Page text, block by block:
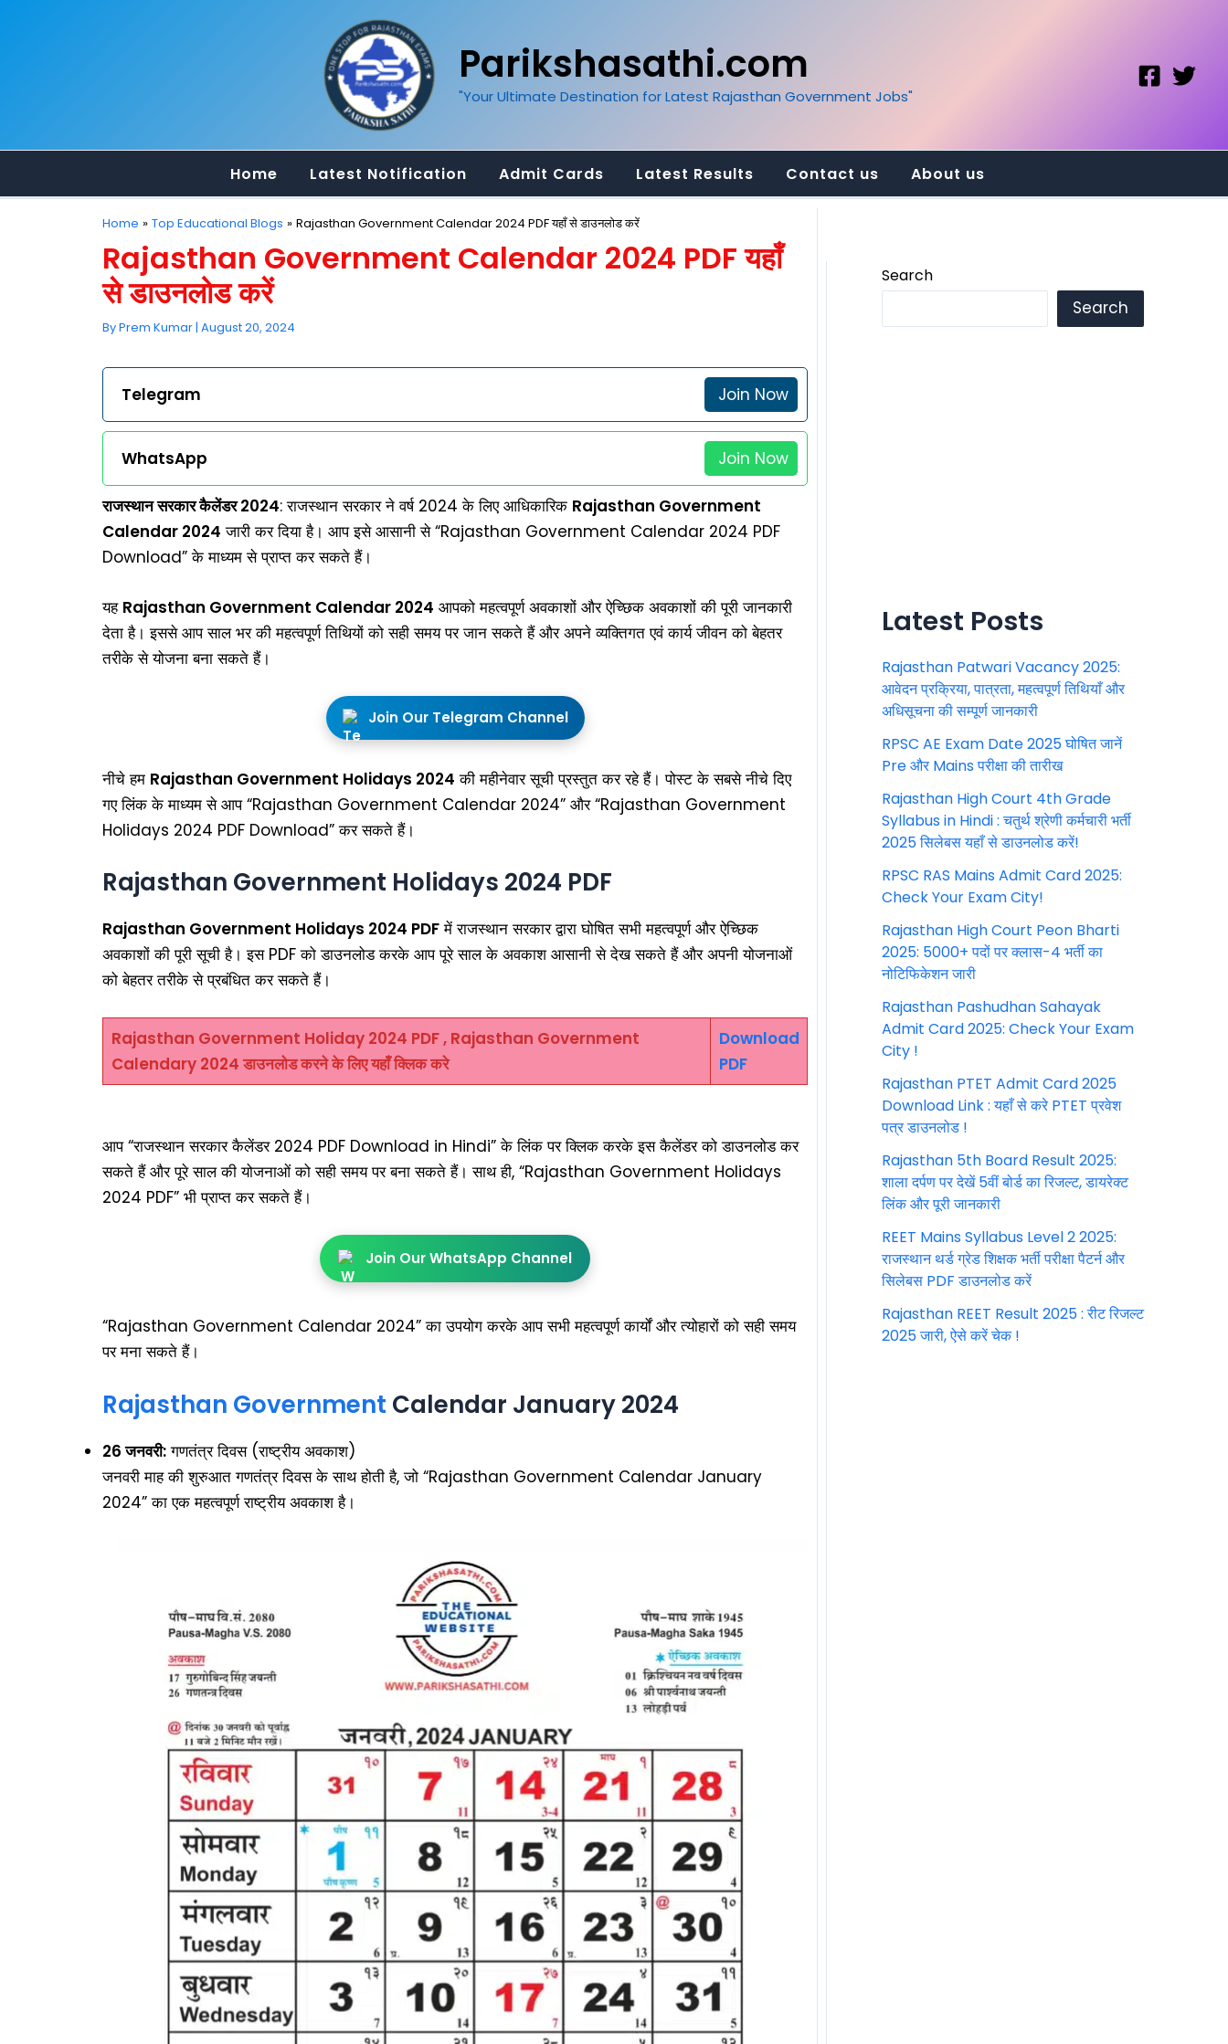
Parikshasathi.com
"Your Ultimate Destination for Latest Rajasthan Government Jobs"
Home Latest Notification Admit Cards Latest Results Contact us About us
Home Top Educational Blogs Rajasthan Government Calendar 2024 PDF यहाँ से डाउनलोड करें
Rajasthan Government Calendar 2024 PDF यहाँ
से डाउनलोड करें
ByPrem Kumar| August 20, 2024
Telegram Join Now
WhatsApp Join Now
राजस्थान सरकार कैलेंडर 2024: राजस्थान सरकार ने वर्ष 2024 के लिए आधिकारिक Rajasthan Government
Calendar 2024 जारी कर दिया है। आप इसे आसानी से “Rajasthan Government Calendar 2024 PDF
Download” के माध्यम से प्राप्त कर सकते हैं।
यह Rajasthan Government Calendar 2024 आपको महत्वपूर्ण अवकाशों और ऐच्छिक अवकाशों की पूरी जानकारी
देता है। इससे आप साल भर की महत्वपूर्ण तिथियों को सही समय पर जान सकते हैं और अपने व्यक्तिगत एवं कार्य जीवन को बेहतर
तरीके से योजना बना सकते हैं।
Join Our Telegram Channel
नीचे हम Rajasthan Government Holidays 2024 की महीनेवार सूची प्रस्तुत कर रहे हैं। पोस्ट के सबसे नीचे दिए
गए लिंक के माध्यम से आप “Rajasthan Government Calendar 2024” और “Rajasthan Government
Holidays 2024 PDF Download” कर सकते हैं।
Rajasthan Government Holidays 2024 PDF
Rajasthan Government Holidays 2024 PDFमें राजस्थान सरकार द्वारा घोषित सभी महत्वपूर्ण और ऐच्छिक
अवकाशों की पूरी सूची है। इस PDF को डाउनलोड करके आप पूरे साल के अवकाश आसानी से देख सकते हैं और अपनी योजनाओं
को बेहतर तरीके से प्रबंधित कर सकते हैं।
Rajasthan Government Holiday 2024 PDF , Rajasthan Government
Calendary 2024 डाउनलोड करने के लिए यहाँ क्लिक करे
Download
PDF
आप “राजस्थान सरकार कैलेंडर 2024 PDF Download in Hindi” के लिंक पर क्लिक करके इस कैलेंडर को डाउनलोड कर
सकते हैं और पूरे साल की योजनाओं को सही समय पर बना सकते हैं। साथ ही, “Rajasthan Government Holidays
2024 PDF” भी प्राप्त कर सकते हैं।
Join Our WhatsApp Channel
“Rajasthan Government Calendar 2024” का उपयोग करके आप सभी महत्वपूर्ण कार्यों और त्योहारों को सही समय
पर मना सकते हैं।
Rajasthan Government Calendar January 2024
26 जनवरी:गणतंत्र दिवस (राष्ट्रीय अवकाश)
जनवरी माह की शुरुआत गणतंत्र दिवस के साथ होती है, जो “Rajasthan Government Calendar January
2024” का एक महत्वपूर्ण राष्ट्रीय अवकाश है।
Search
Search
Latest Posts
Rajasthan Patwari Vacancy 2025:
आवेदन प्रक्रिया, पात्रता, महत्वपूर्ण तिथियाँ और
अधिसूचना की सम्पूर्ण जानकारी
RPSC AE Exam Date 2025 घोषित जानें
Pre और Mains परीक्षा की तारीख
Rajasthan High Court 4th Grade
Syllabus in Hindi : चतुर्थ श्रेणी कर्मचारी भर्ती
2025 सिलेबस यहाँ से डाउनलोड करें!
RPSC RAS Mains Admit Card 2025:
Check Your Exam City!
Rajasthan High Court Peon Bharti
2025: 5000+ पदों पर क्लास-4 भर्ती का
नोटिफिकेशन जारी
Rajasthan Pashudhan Sahayak
Admit Card 2025: Check Your Exam
City !
Rajasthan PTET Admit Card 2025
Download Link : यहाँ से करे PTET प्रवेश
पत्र डाउनलोड !
Rajasthan 5th Board Result 2025:
शाला दर्पण पर देखें 5वीं बोर्ड का रिजल्ट, डायरेक्ट
लिंक और पूरी जानकारी
REET Mains Syllabus Level 2 2025:
राजस्थान थर्ड ग्रेड शिक्षक भर्ती परीक्षा पैटर्न और
सिलेबस PDF डाउनलोड करें
Rajasthan REET Result 2025 : रीट रिजल्ट
2025 जारी, ऐसे करें चेक !